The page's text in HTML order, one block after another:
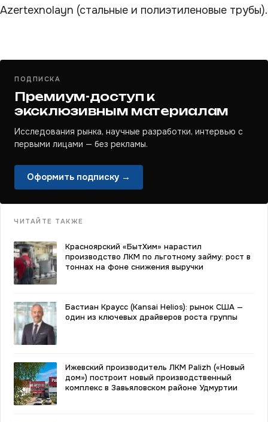
Azertexnolayn (стальные и полиэтиленовые трубы).
ПОДПИСКА
Премиум-доступ к
эксклюзивным материалам
Исследования рынка, научные разработки, интервью с
первыми лицами — без рекламы.
Оформить подписку →
ЧИТАЙТЕ ТАКЖЕ
Красноярский «БытХим» нарастил
производство ЛКМ по льготному займу: рост в
тоннах на фоне снижения выручки
Бастиан Краусс (Kansai Helios): рынок США —
один из ключевых драйверов роста группы
Ижевский производитель ЛКМ Palizh («Новый
дом») построит новый производственный
комплекс в Завьяловском районе Удмуртии